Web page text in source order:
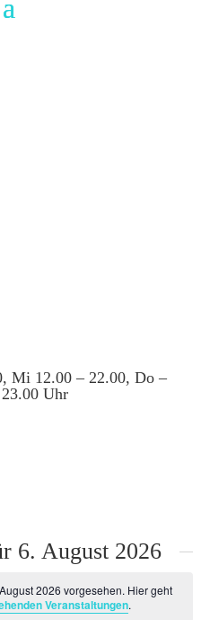
Mi 12.00 – 22.00, Do –
23.00 Uhr
6. August 2026
2026 vorgesehen. Hier geht
Veranstaltungen.